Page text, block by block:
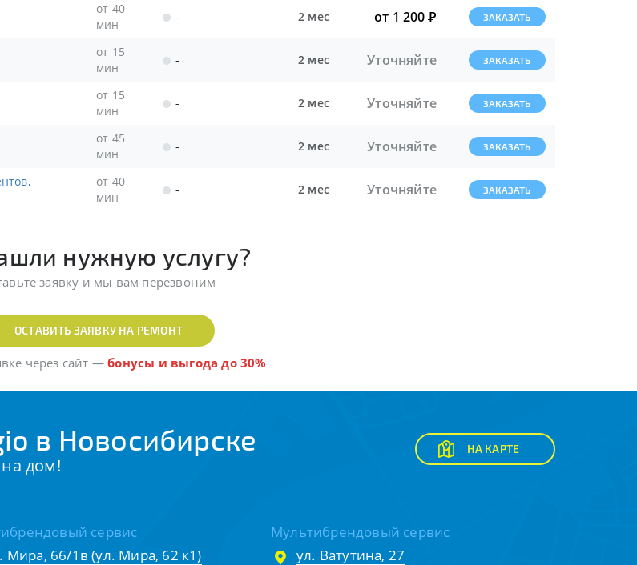
от 40
мин
- 2 мес от 1 200Р ЗАКАЗАТЬ
от 15
мин
- 2 мес Уточняйте ЗАКАЗАТЬ
от 15
мин
- 2 мес Уточняйте ЗАКАЗАТЬ
от 45
мин
- 2 мес Уточняйте ЗАКАЗАТЬ
от 40
мин
- 2 мес Уточняйте ЗАКАЗАТЬ
нужную услугу?
заявку и мы вам перезвоним
ОСТАВИТЬ ЗАЯВКУ НА РЕМОНТ
через сайт —бонусы и выгода до 30%
в Новосибирске
дом!
НА КАРТЕ
сервис
Мира, 66/1в (ул. Мира, 62 к1)
Мультибрендовый сервис
ул. Ватутина, 27